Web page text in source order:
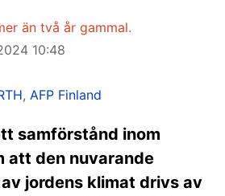
än två år gammal.
10:48
, AFP Finland
samförstånd inom
att den nuvarande
jordens klimat drivs av